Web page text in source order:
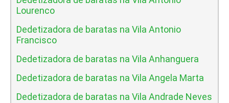
Lourenco
Dedetizadora de baratas na Vila Antonio
Francisco
Dedetizadora de baratas na Vila Anhanguera
Dedetizadora de baratas na Vila Angela Marta
Dedetizadora de baratas na Vila Andrade Neves